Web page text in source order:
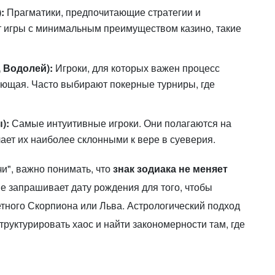
Прагматики, предпочитающие стратегии и
с минимальным преимуществом казино, такие
Игроки, для которых важен процесс
Часто выбирают покерные турниры, где
Самые интуитивные игроки. Они полагаются на
их наиболее склонными к вере в суеверия.
важно понимать, чтознак зодиака не меняет
запрашивает дату рождения для того, чтобы
Скорпиона или Льва. Астрологический подход
хаос и найти закономерности там, где